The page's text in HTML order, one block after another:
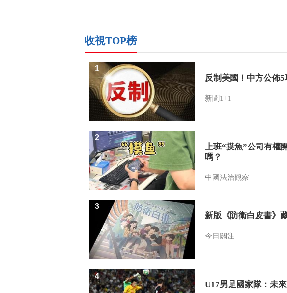
收視TOP榜
反制美國！中方公佈5
新聞1+1
1
上班“摸魚”公司有權
嗎？
中國法治觀察
2
新版《防衛白皮書》
今日關注
3
U17男足國家隊：未
4